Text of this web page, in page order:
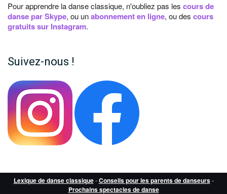
Pour apprendre la danse classique, n'oubliez pas les cours de
danse par Skype, ou unabonnement en ligne, ou des cours
gratuits sur Instagram.
Suivez-nous !
Lexique de danse classique-Conseils pour les parents de danseurs-
Prochains spectacles de danse